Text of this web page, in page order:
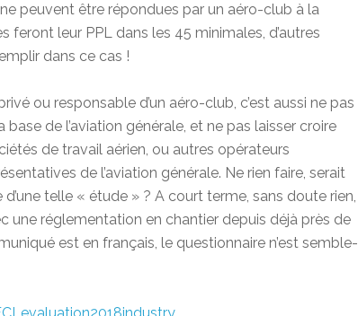
peuvent être répondues par un aéro-club à la
feront leur PPL dans les 45 minimales, d’autres
dans ce cas !
ou responsable d’un aéro-club, c’est aussi ne pas
de l’aviation générale, et ne pas laisser croire
de travail aérien, ou autres opérateurs
de l’aviation générale. Ne rien faire, serait
telle « étude » ? A court terme, sans doute rien,
une réglementation en chantier depuis déjà près de
est en français, le questionnaire n’est semble-